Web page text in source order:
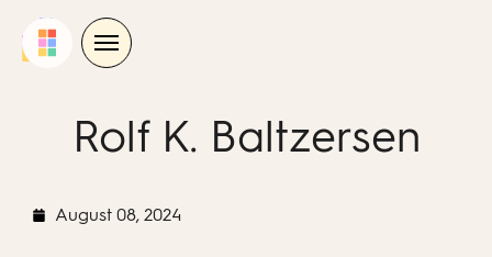
Rolf K. Baltzersen
August 08, 2024